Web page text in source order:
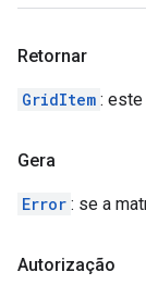
Retornar
GridItem : este
Gera
Error : se a
Autorização